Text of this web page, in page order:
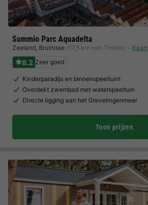
Summio Parc Aquadelta
Zeeland, Bruinisse (17,5 km van Tholen) Kaart
8.2 Zeer goed
Kinderparadijs en binnenspeeltuin!
Overdekt zwembad met waterspeeltuin
Directe ligging aan het Grevelingenmeer
Toon prijzen